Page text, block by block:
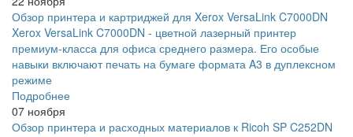
Обзор принтера и картриджей для Xerox VersaLink C7000DN
Xerox VersaLink C7000DN - цветной лазерный принтер
премиум-класса для офиса среднего размера. Его особые
навыки включают печать на бумаге формата A3 в дуплексном
режиме
Подробнее
07 ноября
Обзор принтера и расходных материалов к Ricoh SP C252DN